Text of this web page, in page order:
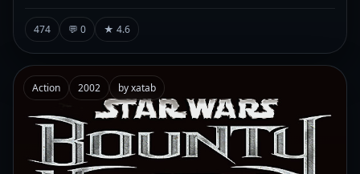
474 💬 0 ★ 4.6
Action 2002 by xatab